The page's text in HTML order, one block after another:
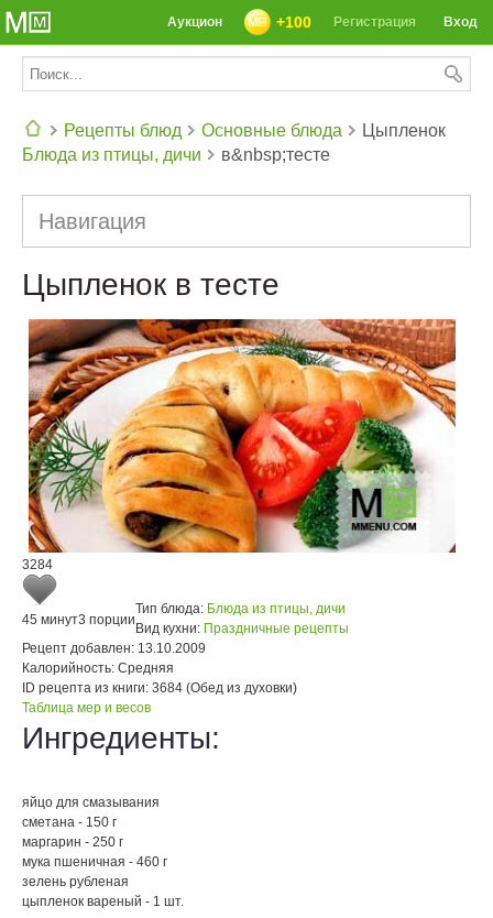
Вход
Регистрация
+100
Аукцион
Рецепты блюд
Основные блюда
Блюда из птицы, дичи
Цыпленок
в&nbsp;тесте
Навигация
Цыпленок в тесте
3284
45 минут3 порции
Тип блюда: Блюда из птицы, дичи
Вид кухни: Праздничные рецепты
Рецепт добавлен: 13.10.2009
Калорийность: Средняя
ID рецепта из книги: 3684 (Обед из духовки)
Таблица мер и весов
Ингредиенты:
яйцо для смазывания
сметана - 150 г
маргарин - 250 г
мука пшеничная - 460 г
зелень рубленая
цыпленок вареный - 1 шт.